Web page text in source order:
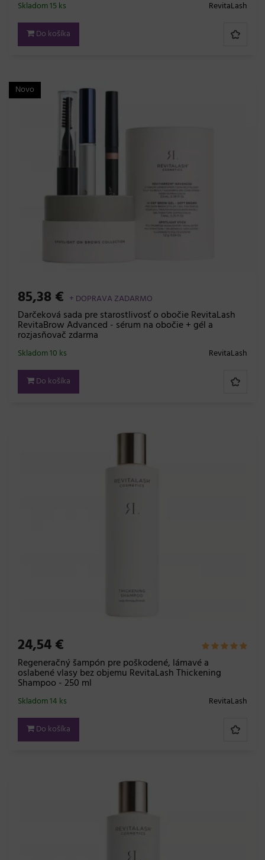
RevitaLash
Skladom 15 ks
Do košíka
Novo
85,38 € + DOPRAVA ZADARMO
Darčeková sada pre starostlivosť o obočie RevitaLash
RevitaBrow Advanced - sérum na obočie + gél a
rozjasňovač zdarma
RevitaLash
Skladom 10 ks
Do košíka
24,54 €
Regeneračný šampón pre poškodené, lámavé a
oslabené vlasy bez objemu RevitaLash Thickening
Shampoo - 250 ml
RevitaLash
Skladom 14 ks
Do košíka